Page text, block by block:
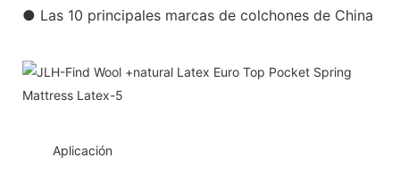
● Las 10 principales marcas de colchones de China
Aplicación